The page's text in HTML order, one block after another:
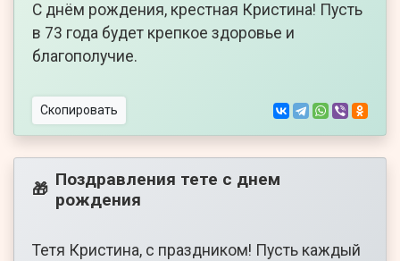
С днём рождения, крестная Кристина! Пусть
в 73 года будет крепкое здоровье и
благополучие.
Скопировать
🎁 Поздравления тете с днем
рождения
Тетя Кристина, с праздником! Пусть каждый